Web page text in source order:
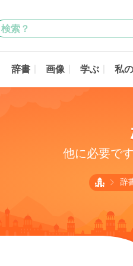
辞書 画像 学ぶ 私
他に必要で
辞